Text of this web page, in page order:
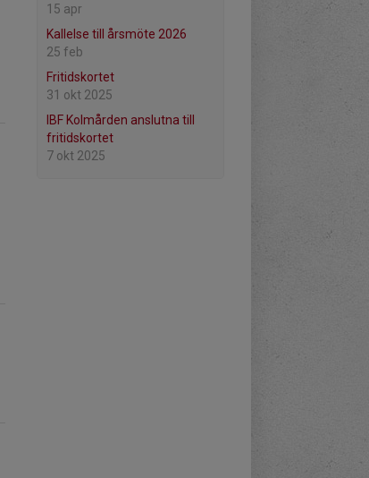
15 apr
Kallelse till årsmöte 2026
25 feb
Fritidskortet
31 okt 2025
IBF Kolmården anslutna till
fritidskortet
7 okt 2025